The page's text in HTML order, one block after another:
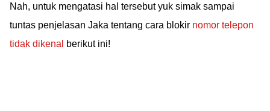
Nah, untuk mengatasi hal tersebut yuk simak sampai
tuntas penjelasan Jaka tentang cara blokir nomor telepon
tidak dikenal
berikut ini!